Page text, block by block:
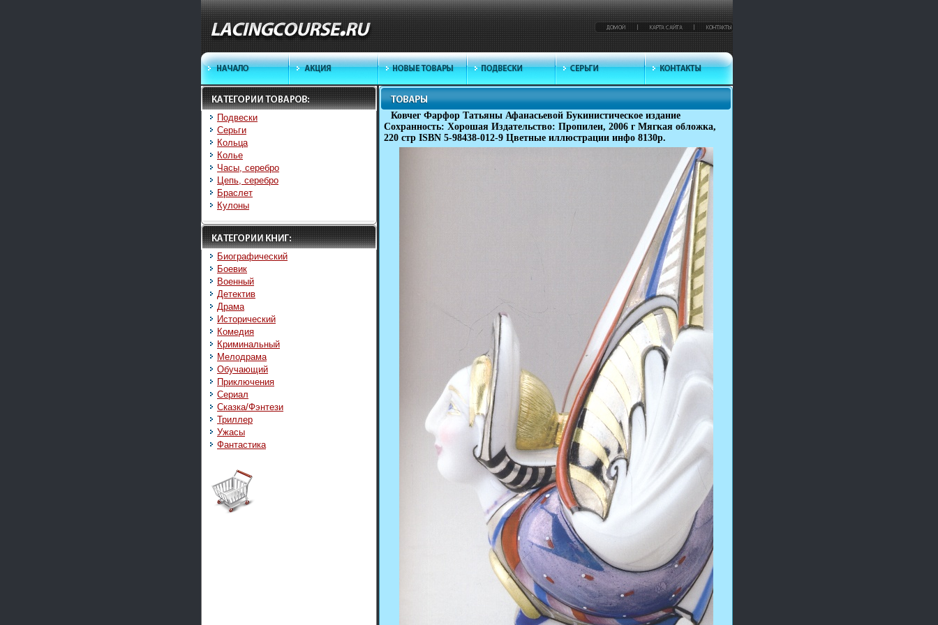
Подвески
Серьги
Кольца
Колье
Часы, серебро
Цепь, серебро
Браслет
Кулоны
Биографический
Боевик
Военный
Детектив
Драма
Исторический
Комедия
Криминальный
Мелодрама
Обучающий
Приключения
Сериал
Сказка/Фэнтези
Триллер
Ужасы
Фантастика
Ковчег Фарфор Татьяны Афанасьевой Букинистическое издание
Сохранность: Хорошая Издательство: Пропилеи, 2006 г Мягкая обложка,
220 стр ISBN 5-98438-012-9 Цветные иллюстрации инфо 8130p.